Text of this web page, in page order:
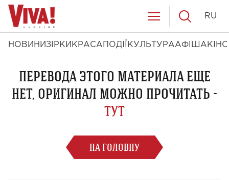
НОВИНИ ЗІРКИ КРАСА ПОДІЇ КУЛЬТУРААФІША КІНО
RU
ПЕРЕВОДА ЭТОГО МАТЕРИАЛА ЕЩЕ
НЕТ, ОРИГИНАЛ МОЖНО ПРОЧИТАТЬ -
ТУТ
НА ГОЛОВНУ